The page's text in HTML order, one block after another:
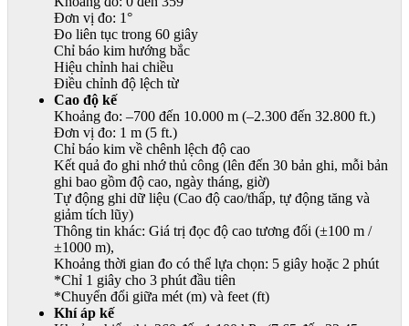
Đơn vị đo: 1°
Đo liên tục trong 60 giây
Chỉ báo kim hướng bắc
Hiệu chỉnh hai chiều
Điều chỉnh độ lệch từ
Cao độ kế
Khoảng đo: –700 đến 10.000 m (–2.300 đến 32.800 ft.)
Đơn vị đo: 1 m (5 ft.)
Chỉ báo kim về chênh lệch độ cao
Kết quả đo ghi nhớ thủ công (lên đến 30 bản ghi, mỗi bản
ghi bao gồm độ cao, ngày tháng, giờ)
Tự động ghi dữ liệu (Cao độ cao/thấp, tự động tăng và
giảm tích lũy)
Thông tin khác: Giá trị đọc độ cao tương đối (±100 m /
±1000 m),
Khoảng thời gian đo có thể lựa chọn: 5 giây hoặc 2 phút
*Chỉ 1 giây cho 3 phút đầu tiên
*Chuyển đổi giữa mét (m) và feet (ft)
Khí áp kế